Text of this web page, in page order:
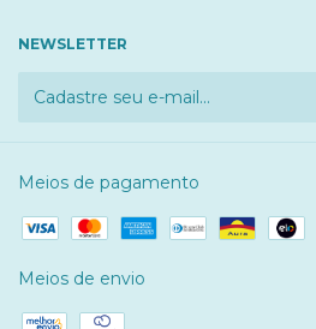
NEWSLETTER
Meios de pagamento
Meios de envio